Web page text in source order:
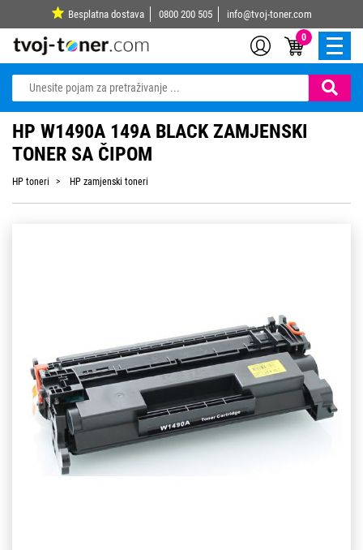
Besplatna dostava 0800 200 505 info@tvoj-toner.com
0
HP W1490A 149A BLACK ZAMJENSKI
TONER SA ČIPOM
HP toneri HP zamjenski toneri